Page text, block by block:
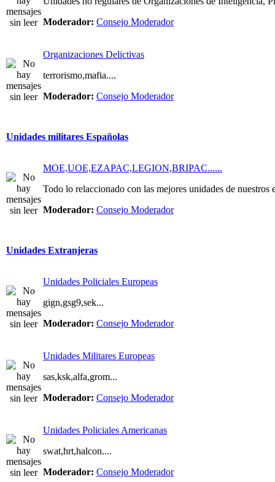
Moderador: Consejo Moderador
Organizaciones Delictivas
terrorismo,mafia....
Moderador: Consejo Moderador
Unidades militares Españolas
MOE,UOE,EZAPAC,LEGION,BRIPAC......
Todo lo relaccionado con las mejores unidades de nuestros
Moderador: Consejo Moderador
Unidades Extranjeras
Unidades Policiales Europeas
gign,gsg9,sek...
Moderador: Consejo Moderador
Unidades Militares Europeas
sas,ksk,alfa,grom...
Moderador: Consejo Moderador
Unidades Policiales Americanas
swat,hrt,halcon....
Moderador: Consejo Moderador